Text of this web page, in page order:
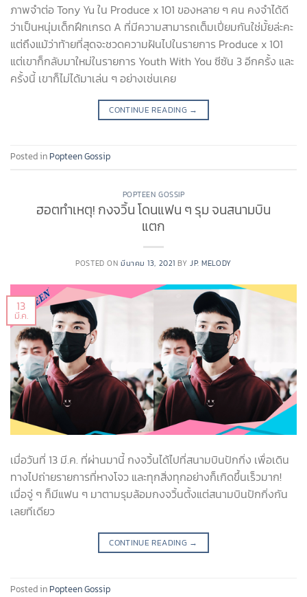
ภาพจำต่อ Tony Yu ใน Produce x 101 ของหลาย ๆ คน คงจำได้ดี
ว่าเป็นหนุ่มเด็กฝึกเกรด A ที่มีความสามารถเต็มเปี่ยมกันใช่มั้ยล่ะคะ
แต่ถึงแม้ว่าท้ายที่สุดจะชวดความฝันไปในรายการ Produce x 101
แต่เขาก็กลับมาใหม่ในรายการ Youth With You ซีซัน 3 อีกครั้ง และ
ครั้งนี้ เขาก็ไม่ได้มาเล่น ๆ อย่างเช่นเคย
CONTINUE READING →
Posted in Popteen Gossip
POPTEEN GOSSIP
ฮอตทำเหตุ! กงจวิ้น โดนแฟน ๆ รุม จนสนามบิน
แตก
POSTED ON มีนาคม 13, 2021 BYJP. MELODY
13
มี.ค.
เมื่อวันที่ 13 มี.ค. ที่ผ่านมานี้ กงจวิ้นได้ไปที่สนามบินปักกิ่ง เพื่อเดิน
ทางไปถ่ายรายการที่หางโจว และทุกสิ่งทุกอย่างก็เกิดขึ้นเร็วมาก!
เมื่อจู่ ๆ ก็มีแฟน ๆ มาตามรุมล้อมกงจวิ้นตั้งแต่สนามบินปักกิ่งกัน
เลยทีเดียว
CONTINUE READING →
Posted in Popteen Gossip